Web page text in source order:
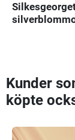
Kunder
köpte